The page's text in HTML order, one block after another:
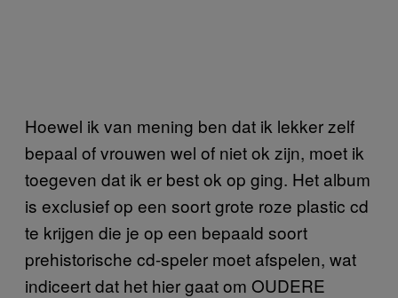
Hoewel ik van mening ben dat ik lekker zelf
bepaal of vrouwen wel of niet ok zijn, moet ik
toegeven dat ik er best ok op ging. Het album
is exclusief op een soort grote roze plastic cd
te krijgen die je op een bepaald soort
prehistorische cd-speler moet afspelen, wat
indiceert dat het hier gaat om OUDERE